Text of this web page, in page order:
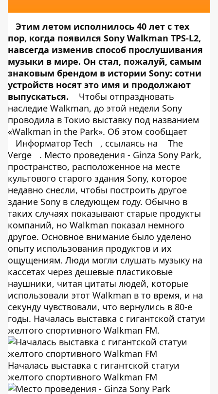
Этим летом исполнилось 40 лет с тех
пор, когда появился Sony Walkman TPS-L2,
навсегда изменив способ прослушивания
музыки в мире. Он стал, пожалуй, самым
знаковым брендом в истории Sony: сотни
устройств носят это имя и продолжают
выпускаться.
Чтобы отпраздновать
наследие Walkman, до этой недели Sony
проводила в Токио выставку под названием
«Walkman in the Park». Об этом сообщает
Информатор Tech
, ссылаясь на
The
Verge
. Место проведения - Ginza Sony Park,
пространство, расположенное на месте
культового старого здания Sony, которое
недавно снесли, чтобы построить другое
здание Sony в следующем году. Обычно в
таких случаях показывают старые продукты
компаний, но Walkman показал немного
другое. Основное внимание было уделено
опыту использования продуктов и их
ощущениям. Люди могли слушать музыку на
кассетах через дешевые пластиковые
наушники, читая цитаты людей, которые
использовали этот Walkman в то время, и на
секунду чувствовали, что вернулись в 80-е
годы. Началась выставка с гигантской статуи
желтого спортивного Walkman FM.
Началась выставка с гигантской статуи
желтого спортивного Walkman FM